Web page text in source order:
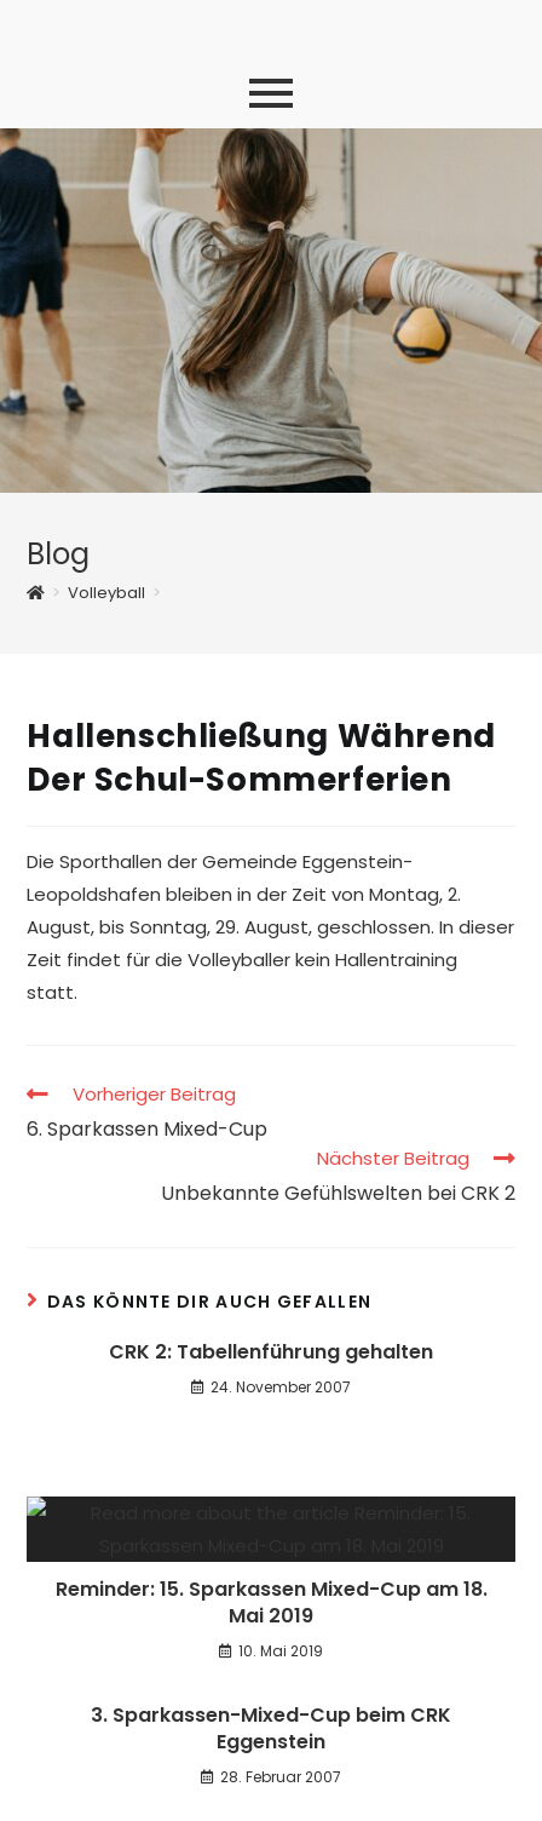
Blog
> Volleyball >
Hallenschließung Während
Der Schul-Sommerferien
Die Sporthallen der Gemeinde Eggenstein-
Leopoldshafen bleiben in der Zeit von Montag, 2.
August, bis Sonntag, 29. August, geschlossen. In dieser
Zeit findet für die Volleyballer kein Hallentraining
statt.
Vorheriger Beitrag
6. Sparkassen Mixed-Cup
Nächster Beitrag
Unbekannte Gefühlswelten bei CRK 2
DAS KÖNNTE DIR AUCH GEFALLEN
CRK 2: Tabellenführung gehalten
24. November 2007
Reminder: 15. Sparkassen Mixed-Cup am 18.
Mai 2019
10. Mai 2019
3. Sparkassen-Mixed-Cup beim CRK
Eggenstein
28. Februar 2007